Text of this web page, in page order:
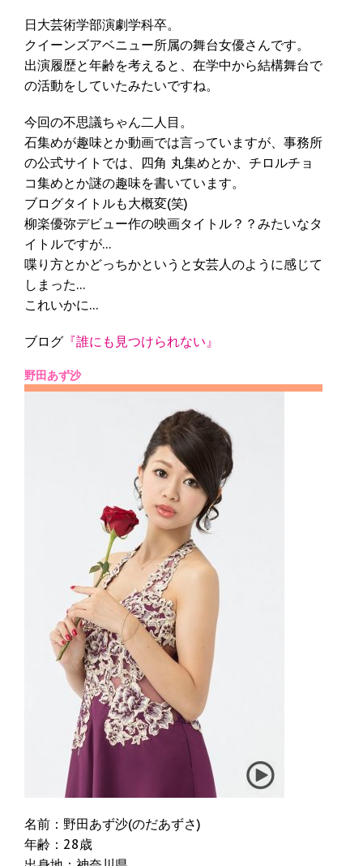
日大芸術学部演劇学科卒。
クイーンズアベニュー所属の舞台女優さんです。
出演履歴と年齢を考えると、在学中から結構舞台で
の活動をしていたみたいですね。
今回の不思議ちゃん二人目。
石集めが趣味とか動画では言っていますが、事務所
の公式サイトでは、四角 丸集めとか、チロルチョ
コ集めとか謎の趣味を書いています。
ブログタイトルも大概変(笑)
柳楽優弥デビュー作の映画タイトル？？みたいなタ
イトルですが…
喋り方とかどっちかというと女芸人のように感じて
しまった…
これいかに…
ブログ 『誰にも見つけられない』
野田あず沙
名前：野田あず沙(のだあずさ)
年齢：28歳